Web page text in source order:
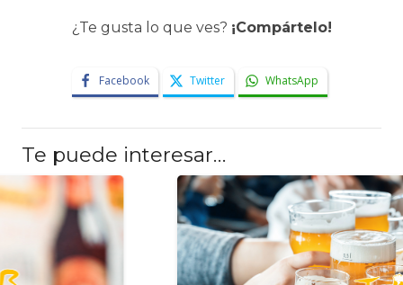
¿Te gusta lo que ves? ¡Compártelo!
Facebook Twitter WhatsApp
Te puede interesar…